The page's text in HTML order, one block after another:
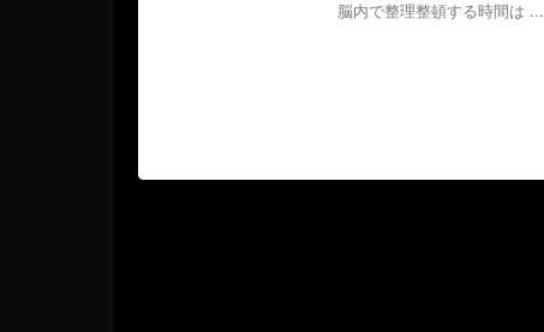
脳内で整理整頓する時間は ...